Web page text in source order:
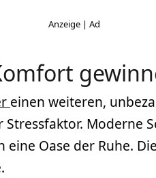
einen weiteren,
Moderne
Oase der Ruhe.